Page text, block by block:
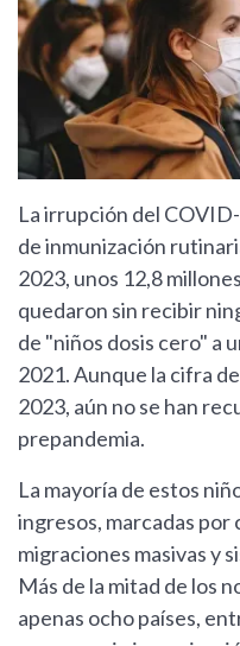
La irrupción del
de inmunización
2023, unos 12,8
quedaron sin recibir
de "niños dosis cero" a
2021. Aunque la cifra
2023, aún no se han
prepandemia.
La mayoría de estos
ingresos, marcadas
migraciones masivas y
Más de la mitad de los
apenas ocho países,